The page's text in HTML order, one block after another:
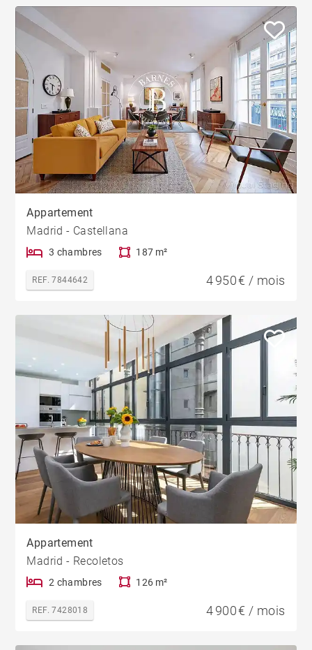
Appartement
Madrid - Castellana
3 chambres 187 m²
REF. 7844642 4 950 € / mois
Appartement
Madrid - Recoletos
2 chambres 126 m²
REF. 7428018 4 900 € / mois